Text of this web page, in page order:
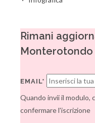
Rimani
Monterotondo
EMAIL*
Quando invii il modulo,
confermare l'iscrizione